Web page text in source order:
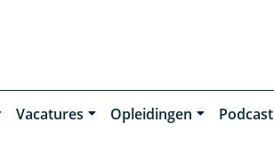
Vacatures Opleidingen Podcast